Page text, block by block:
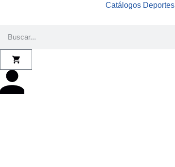
Catálogos Deportes